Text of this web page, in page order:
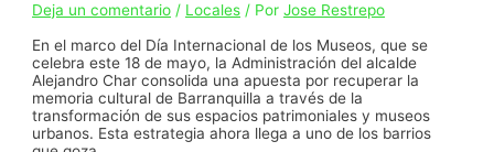
Deja un comentario / Locales / PorJose Restrepo
En el marco del Día Internacional de los Museos, que se
celebra este 18 de mayo, la Administración del alcalde
Alejandro Char consolida una apuesta por recuperar la
memoria cultural de Barranquilla a través de la
transformación de sus espacios patrimoniales y museos
urbanos. Esta estrategia ahora llega a uno de los barrios